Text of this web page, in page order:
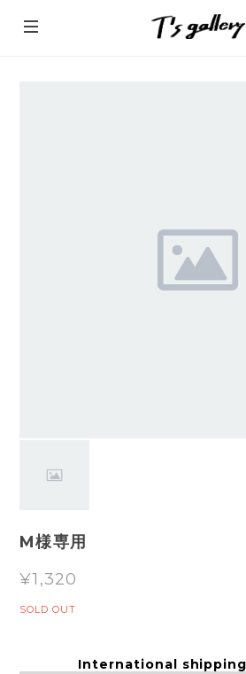
M様専用
¥1,320
SOLD OUT
International